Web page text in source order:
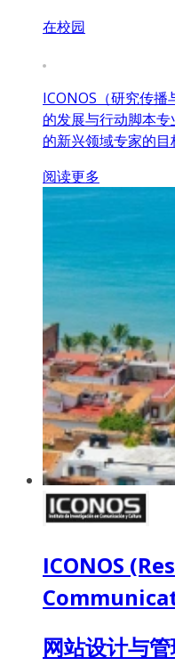
在校园
ICONOS（研究传
的发展与行动脚本
的新兴领域专家的目
阅读更多
ICONOS
网站设计与